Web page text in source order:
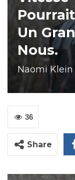
Un
Nous.
Naomi Klein
36
Share